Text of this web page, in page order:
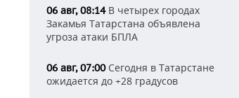
06 авг, 08:14В четырех городах
Закамья Татарстана объявлена
угроза атаки БПЛА
06 авг, 07:00Сегодня в Татарстане
ожидается до +28 градусов